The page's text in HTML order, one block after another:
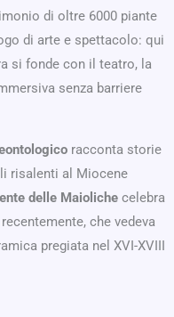
di oltre 6000 piante
di arte e spettacolo: qui
si fonde con il teatro, la
senza barriere
racconta storie
risalenti al Miocene
delle Maioliche celebra
che vedeva
pregiata nel XVI-XVIII